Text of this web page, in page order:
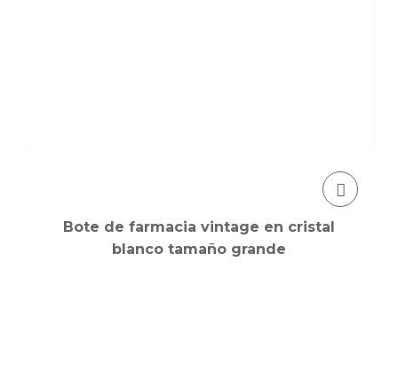
Bote de farmacia vintage en cristal
blanco tamaño grande